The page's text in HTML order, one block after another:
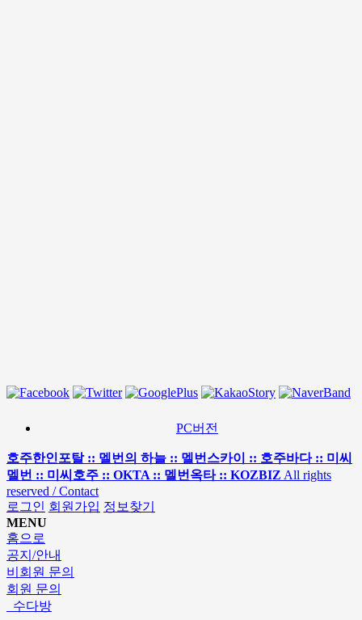
PC버전
호주한인포탈 :: 멜번의 하늘 :: 멜번스카이 :: 호주바다 :: 미씨
멜번 :: 미씨호주 :: OKTA :: 멜번옥타 :: KOZBIZ All rights
reserved / Contact
로그인 회원가입 정보찾기
MENU
홈으로
공지/안내
비회원 문의
회원 문의
수다방